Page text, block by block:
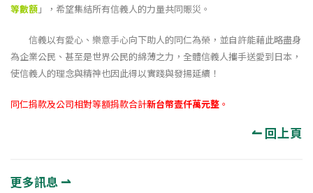
等數額 」，希望集結所有信義人的力量共同賑災。
信義以有愛心、樂意手心向下助人的同仁為榮，並自許能藉此略盡身
為企業公民、甚至是世界公民的綿薄之力，全體信義人攜手送愛到日本，
使信義人的理念與精神也因此得以實踐與發揚延續！
同仁捐款及公司相對等額捐款合計新台幣壹仟萬元整 。
↼ 回上頁
更多訊息 ⇀